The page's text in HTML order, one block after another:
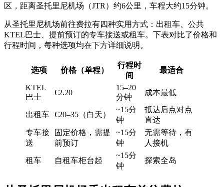
区，距离圣托里尼机场（JTR）约6公里，车程大约15分钟。
从圣托里尼机场前往费拉有四种实用方式：出租车、公共
KTEL巴士、提前预订的专车接送或租车。下表对比了价格和
行程时间，每种选项均在下方详细说明。
选项 价格（单程）
行程时
间
最适合
KTEL
巴士
€2.20
15–20
分钟
成本最低
出租车 €20–35（白天）
~15分
钟
抵达后点对点
直达
专车接
送
固定价格，需提
前预订
~15分
钟
无需等待，有
人接机
租车 自租车柜台起
~15分
钟
探索全岛